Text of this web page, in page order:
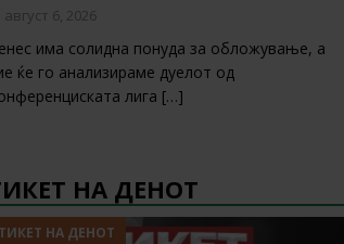
август 6, 2026
има солидна понуда за обложување, а
ќе го анализираме дуелот од
лига […]
НА ДЕНОТ
ТИКЕТ НА ДЕНОТ